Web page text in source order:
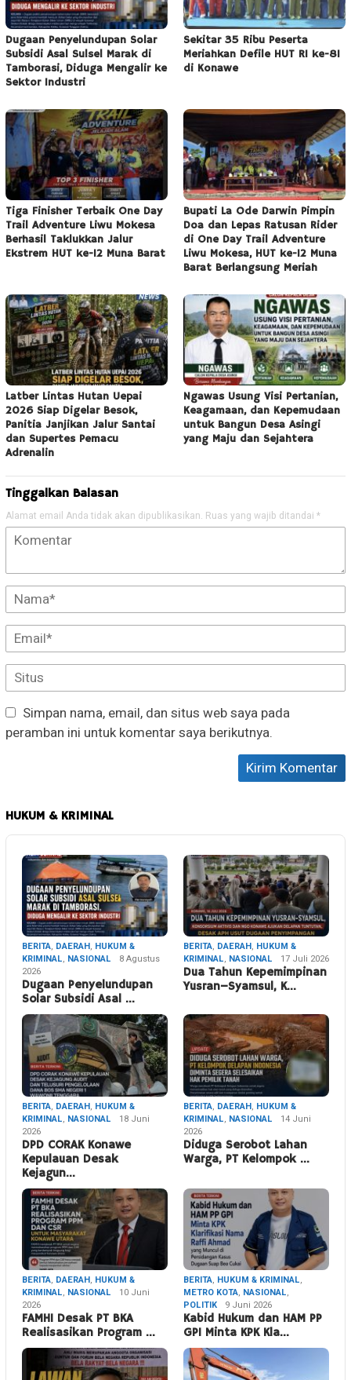
Dugaan Penyelundupan Solar
Subsidi Asal Sulsel Marak di
Tamborasi, Diduga Mengalir ke
Sektor Industri
Sekitar 35 Ribu Peserta
Meriahkan Defile HUT RI ke-81
di Konawe
Tiga Finisher Terbaik One Day
Trail Adventure Liwu Mokesa
Berhasil Taklukkan Jalur
Ekstrem HUT ke-12 Muna Barat
Bupati La Ode Darwin Pimpin
Doa dan Lepas Ratusan Rider
di One Day Trail Adventure
Liwu Mokesa, HUT ke-12 Muna
Barat Berlangsung Meriah
Latber Lintas Hutan Uepai
2026 Siap Digelar Besok,
Panitia Janjikan Jalur Santai
dan Supertes Pemacu
Adrenalin
Ngawas Usung Visi Pertanian,
Keagamaan, dan Kepemudaan
untuk Bangun Desa Asingi
yang Maju dan Sejahtera
Tinggalkan Balasan
Alamat email Anda tidak akan dipublikasikan. Ruas yang wajib ditandai *
Simpan nama, email, dan situs web saya pada
peramban ini untuk komentar saya berikutnya.
HUKUM & KRIMINAL
BERITA, DAERAH, HUKUM &
KRIMINAL, NASIONAL
8 Agustus
2026
Dugaan Penyelundupan
Solar Subsidi Asal …
BERITA, DAERAH, HUKUM &
KRIMINAL, NASIONAL 17 Juli 2026
Dua Tahun Kepemimpinan
Yusran–Syamsul, K…
BERITA, DAERAH, HUKUM &
KRIMINAL, NASIONAL
18 Juni
2026
DPD CORAK Konawe
Kepulauan Desak
Kejagun…
BERITA, DAERAH, HUKUM &
KRIMINAL, NASIONAL
14 Juni
2026
Diduga Serobot Lahan
Warga, PT Kelompok …
BERITA, DAERAH, HUKUM &
KRIMINAL, NASIONAL
10 Juni
2026
FAMHI Desak PT BKA
Realisasikan Program …
BERITA, HUKUM & KRIMINAL,
METRO KOTA, NASIONAL,
POLITIK
9 Juni 2026
Kabid Hukum dan HAM PP
GPI Minta KPK Kla…